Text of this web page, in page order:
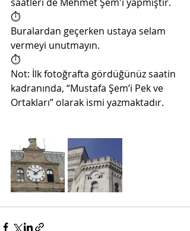
⏱️
Buralardan geçerken ustaya selam
vermeyi unutmayın.
⏱️
Not: İlk fotoğrafta gördüğünüz saatin
kadranında, “Mustafa Şem’i Pek ve
Ortakları” olarak ismi yazmaktadır.